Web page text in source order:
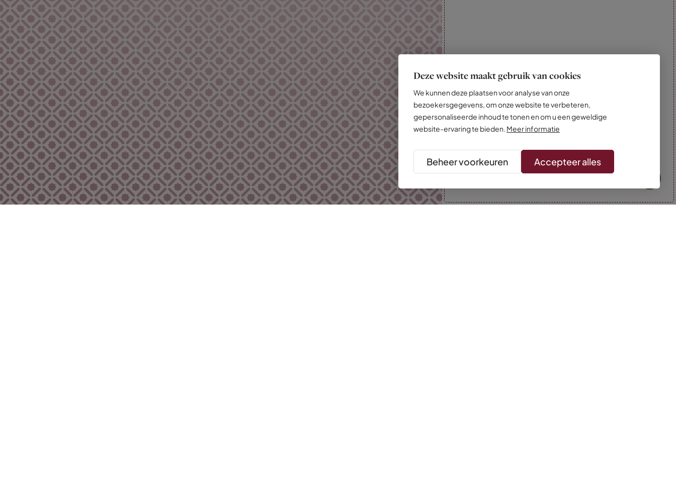
Deze website maakt gebruik van cookies
We kunnen deze plaatsen voor analyse van onze
bezoekersgegevens, om onze website te verbeteren,
gepersonaliseerde inhoud te tonen en om u een geweldige
website-ervaring te bieden. Meer informatie
Beheer voorkeuren Accepteer alles